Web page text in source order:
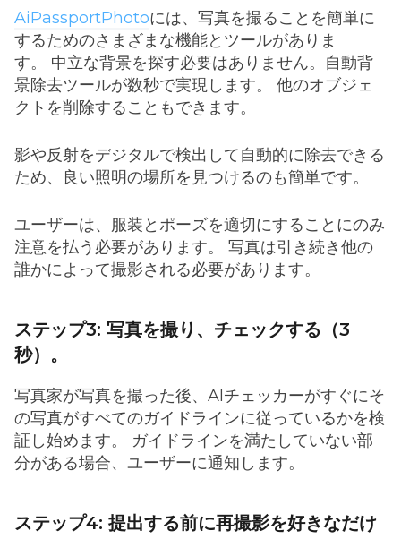
AiPassportPhotoには、写真を撮ることを簡単に
するためのさまざまな機能とツールがありま
す。 中立な背景を探す必要はありません。自動背
景除去ツールが数秒で実現します。 他のオブジェ
クトを削除することもできます。
影や反射をデジタルで検出して自動的に除去できる
ため、良い照明の場所を見つけるのも簡単です。
ユーザーは、服装とポーズを適切にすることにのみ
注意を払う必要があります。 写真は引き続き他の
誰かによって撮影される必要があります。
ステップ3: 写真を撮り、チェックする（3
秒）。
写真家が写真を撮った後、AIチェッカーがすぐにそ
の写真がすべてのガイドラインに従っているかを検
証し始めます。 ガイドラインを満たしていない部
分がある場合、ユーザーに通知します。
ステップ4: 提出する前に再撮影を好きなだけ